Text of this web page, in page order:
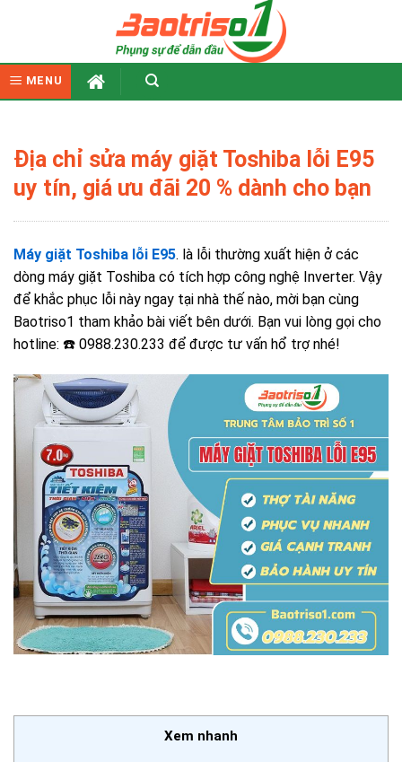
MENU
Địa chỉ sửa máy giặt Toshiba lỗi E95
uy tín, giá ưu đãi 20 % dành cho bạn
Máy giặt Toshiba lỗi E95. là lỗi thường xuất hiện ở các
dòng máy giặt Toshiba có tích hợp công nghệ Inverter. Vậy
để khắc phục lỗi này ngay tại nhà thế nào, mời bạn cùng
Baotriso1 tham khảo bài viết bên dưới. Bạn vui lòng gọi cho
hotline: ☎️ 0988.230.233 để được tư vấn hổ trợ nhé!
Xem nhanh